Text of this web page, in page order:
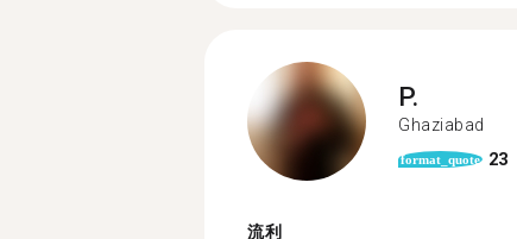
P.
Ghaziabad
format_quote 23
流利